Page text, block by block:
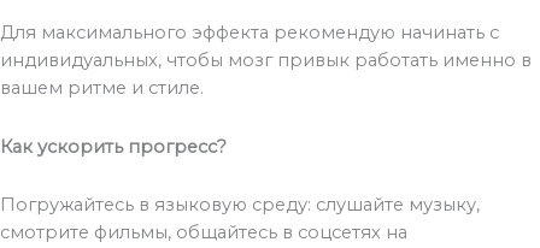
Для максимального эффекта рекомендую начинать с
индивидуальных, чтобы мозг привык работать именно в
вашем ритме и стиле.
Как ускорить прогресс?
Погружайтесь в языковую среду: слушайте музыку,
смотрите фильмы, общайтесь в соцсетях на